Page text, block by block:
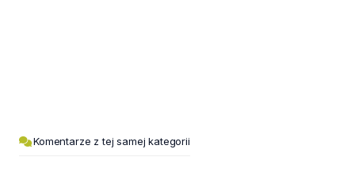
Komentarze z tej samej kategorii